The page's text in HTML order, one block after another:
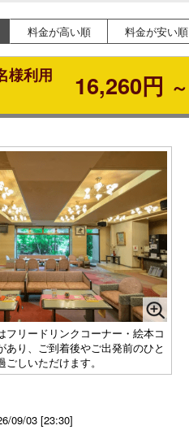
料金が高い順 料金が安い順
様利用
16,260円 ～
フリードリンクコーナー・絵本コ
あり、ご到着後やご出発前のひと
しいただけます。
09/03 [23:30]